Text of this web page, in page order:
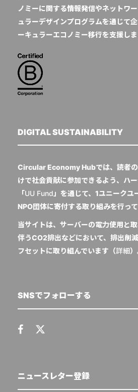
ノミーに関する情報発信やネットワ
ュラーデザインプログラムを通じて
ーキュラーエコノミー移行を支援しま
DIGITAL SUSTAINABILITY
Circular Economy Hubでは、読者
けで社会貢献に参加できるよう、ハ
「UU Fund 」を通じて、1ユニークユ
NPO団体に寄付する取り組みを行って
当サイトは、サーバーの電力使用と
伴うCO2排出などにおいて、排出削
フセットに取り組んでいます（詳細）
SNSでフォローする
ニュースレター登録